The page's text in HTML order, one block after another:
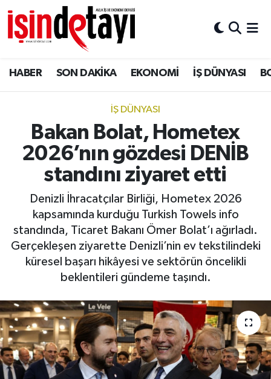
HABER SON DAKİKA EKONOMİ İŞ DÜNYASI
İŞ DÜNYASI
Bakan Bolat, Hometex
2026’nın gözdesi DENİB
standını ziyaret etti
Denizli İhracatçılar Birliği, Hometex 2026
kapsamında kurduğu Turkish Towels info
standında, Ticaret Bakanı Ömer Bolat’ı ağırladı.
Gerçekleşen ziyarette Denizli’nin ev tekstilindeki
küresel başarı hikâyesi ve sektörün öncelikli
beklentileri gündeme taşındı.
DÜNYA
Eğitim
ENERJİ HABERİ
GAYRİMENKUL
HABER
LOJİSTİK
MAGAZİN
SAĞLIK
SON DAKİKA
Nöbetçi Eczaneler
Hava Durumu
İstanbul Namaz Vakitleri
Trafik Durumu
Süper Lig Puan Durumu ve Fikstür
Tüm Manşetler
Son Dakika Haberleri
Haber Arşivi